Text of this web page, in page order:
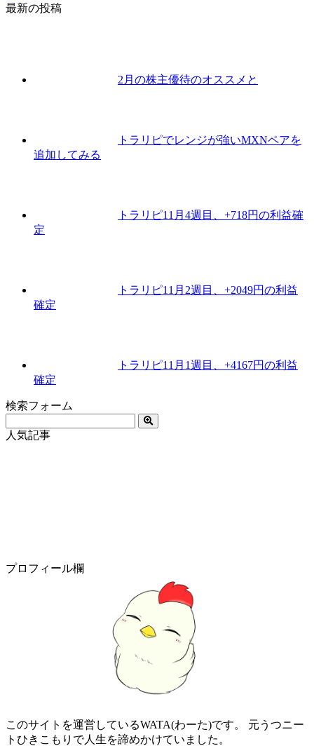
最新の投稿
2月の株主優待のオススメと
トラリピでレンジが強いMXNペアを
追加してみる
トラリピ11月4週目、+718円の利益確
定
トラリピ11月2週目、+2049円の利益
確定
トラリピ11月1週目、+4167円の利益
確定
検索フォーム
人気記事
プロフィール欄
このサイトを運営しているWATA(わーた)です。 元うつニー
トひきこもりで人生を諦めかけていました。